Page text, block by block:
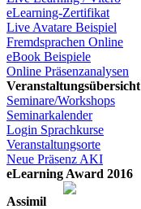
eLearning-Zertifikat
Live Avatare Beispiel
Fremdsprachen Online
eBook Beispiele
Online Präsenzanalysen
Veranstaltungsübersicht
Seminare/Workshops
Seminarkalender
Login Sprachkurse
Veranstaltungsorte
Neue Präsenz AKI
eLearning Award 2016
Assimil